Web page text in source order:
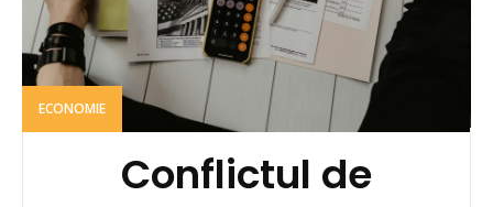
ECONOMIE
Conflictul de